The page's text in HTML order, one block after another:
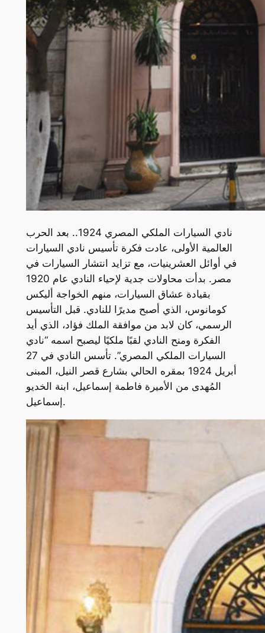
نادي السيارات الملكي المصري 1924.. بعد الحرب
العالمية الأولى، عادت فكرة تأسيس نادي السيارات
في أوائل العشرينيات، مع تزايد انتشار السيارات في
مصر. بدأت محاولات جدية لإحياء النادي عام 1920
بقيادة عشاق السيارات، منهم الخواجة أليكس
كومانوس، الذي أصبح مديرًا للنادي. قبل التأسيس
الرسمي، كان لابد من موافقة الملك فؤاد، الذي أيد
الفكرة ومنح النادي لقبًا ملكيًا ليصبح اسمه “نادي
السيارات الملكي المصري”. تأسس النادي في 27
أبريل 1924 بمقره الحالي بشارع قصر النيل، المبنى
المُهدى من الأميرة فاطمة إسماعيل، ابنة الخديو
إسماعيل.